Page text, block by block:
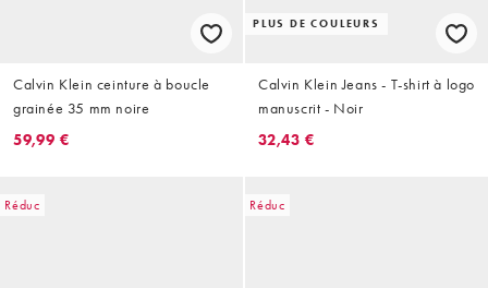
Calvin Klein ceinture à boucle
grainée 35 mm noire
59,99 €
PLUS DE COULEURS
Calvin Klein Jeans - T-shirt à logo
manuscrit - Noir
32,43 €
Réduc Réduc